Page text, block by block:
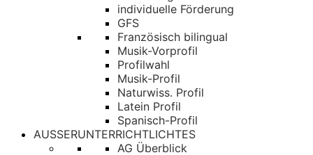
individuelle Förderung
GFS
Französisch bilingual
Musik-Vorprofil
Profilwahl
Musik-Profil
Naturwiss. Profil
Latein Profil
Spanisch-Profil
AUSSERUNTERRICHTLICHTES
AG Überblick